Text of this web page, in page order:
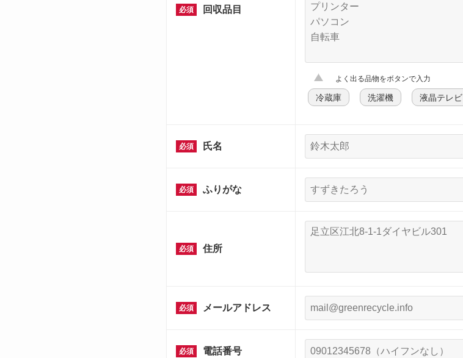
必須 回収品目
よく出る品物をボタンで入力
冷蔵庫 洗濯機 液晶テレビ
必須 氏名
必須 ふりがな
必須 住所
必須 メールアドレス
必須 電話番号